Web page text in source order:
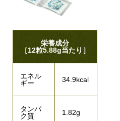
栄養成分
［12粒5.88g当たり］
エネル
ギー
34.9kcal
タンパ
ク質
1.82g